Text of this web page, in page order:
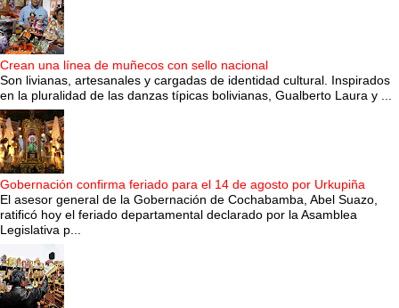
Crean una línea de muñecos con sello nacional
Son livianas, artesanales y cargadas de identidad cultural. Inspirados
en la pluralidad de las danzas típicas bolivianas, Gualberto Laura y ...
Gobernación confirma feriado para el 14 de agosto por Urkupiña
El asesor general de la Gobernación de Cochabamba, Abel Suazo,
ratificó hoy el feriado departamental declarado por la Asamblea
Legislativa p...